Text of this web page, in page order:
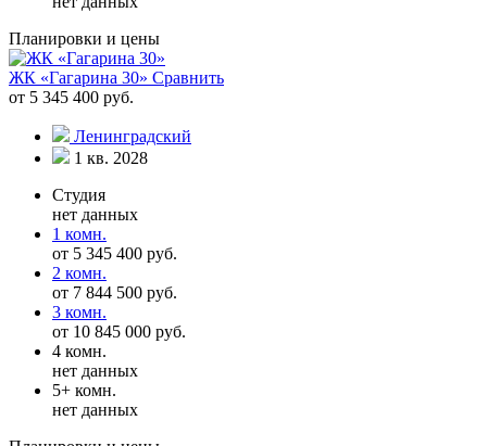
Планировки и цены
ЖК «Гагарина 30» Сравнить
от 5 345 400 руб.
Ленинградский
1 кв. 2028
Студия
нет данных
1 комн.
от 5 345 400 руб.
2 комн.
от 7 844 500 руб.
3 комн.
от 10 845 000 руб.
4 комн.
нет данных
5+ комн.
нет данных